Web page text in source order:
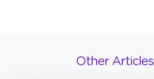
Other Articles